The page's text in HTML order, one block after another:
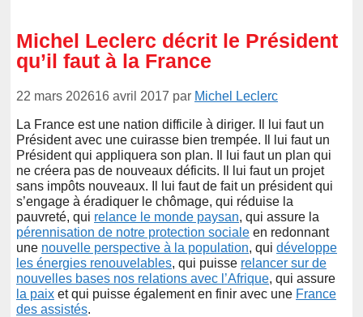
Michel Leclerc décrit le Président
qu’il faut à la France
22 mars 202616 avril 2017 par Michel Leclerc
La France est une nation difficile à diriger. Il lui faut un
Président avec une cuirasse bien trempée. Il lui faut un
Président qui appliquera son plan. Il lui faut un plan qui
ne créera pas de nouveaux déficits. Il lui faut un projet
sans impôts nouveaux. Il lui faut de fait un président qui
s’engage à éradiquer le chômage, qui réduise la
pauvreté, qui relance le monde paysan, qui assure la
pérennisation de notre protection sociale en redonnant
une nouvelle perspective à la population, qui développe
les énergies renouvelables, qui puisse relancer sur de
nouvelles bases nos relations avec l’Afrique, qui assure
la paix et qui puisse également en finir avec une France
des assistés.